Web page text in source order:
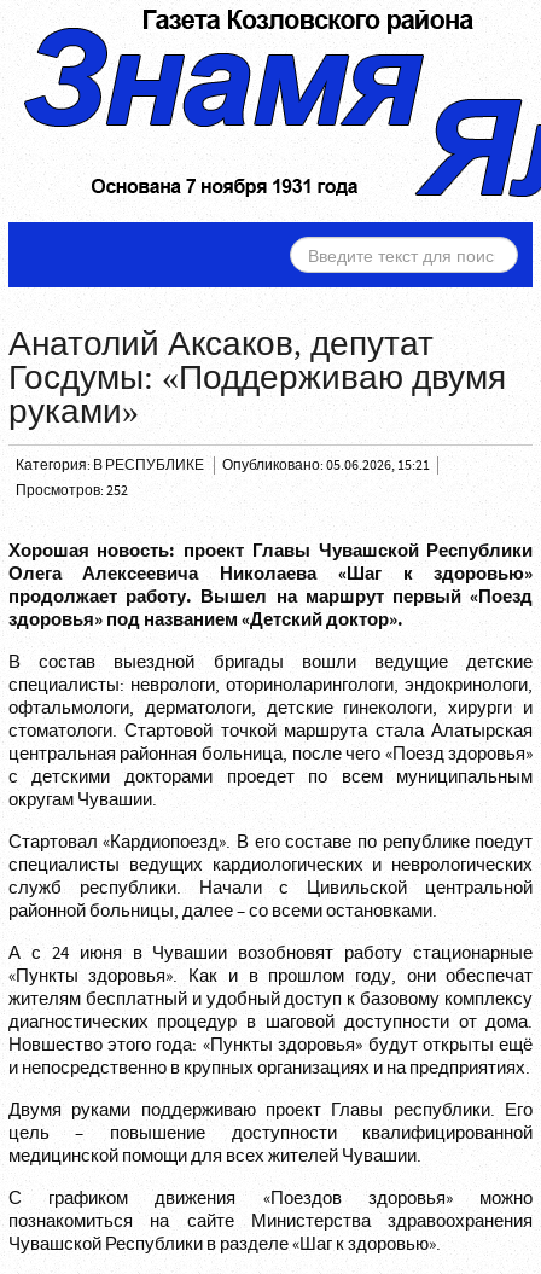
ИСКАТЬ...
Анатолий Аксаков, депутат
Госдумы: «Поддерживаю двумя
руками»
Категория:В РЕСПУБЛИКЕ
Опубликовано: 05.06.2026, 15:21
Просмотров: 252
Хорошая новость: проект Главы Чувашской Республики
Олега Алексеевича Николаева «Шаг к здоровью»
продолжает работу. Вышел на маршрут первый «Поезд
здоровья» под названием «Детский доктор».
В состав выездной бригады вошли ведущие детские
специалисты: неврологи, оториноларингологи, эндокринологи,
офтальмологи, дерматологи, детские гинекологи, хирурги и
стоматологи. Стартовой точкой маршрута стала Алатырская
центральная районная больница, после чего «Поезд здоровья»
с детскими докторами проедет по всем муниципальным
округам Чувашии.
Стартовал «Кардиопоезд». В его составе по републике поедут
специалисты ведущих кардиологических и неврологических
служб республики. Начали с Цивильской центральной
районной больницы, далее – со всеми остановками.
А с 24 июня в Чувашии возобновят работу стационарные
«Пункты здоровья». Как и в прошлом году, они обеспечат
жителям бесплатный и удобный доступ к базовому комплексу
диагностических процедур в шаговой доступности от дома.
Новшество этого года: «Пункты здоровья» будут открыты ещё
и непосредственно в крупных организациях и на предприятиях.
Двумя руками поддерживаю проект Главы республики. Его
цель – повышение доступности квалифицированной
медицинской помощи для всех жителей Чувашии.
С графиком движения «Поездов здоровья» можно
познакомиться на сайте Министерства здравоохранения
Чувашской Республики в разделе «Шаг к здоровью».